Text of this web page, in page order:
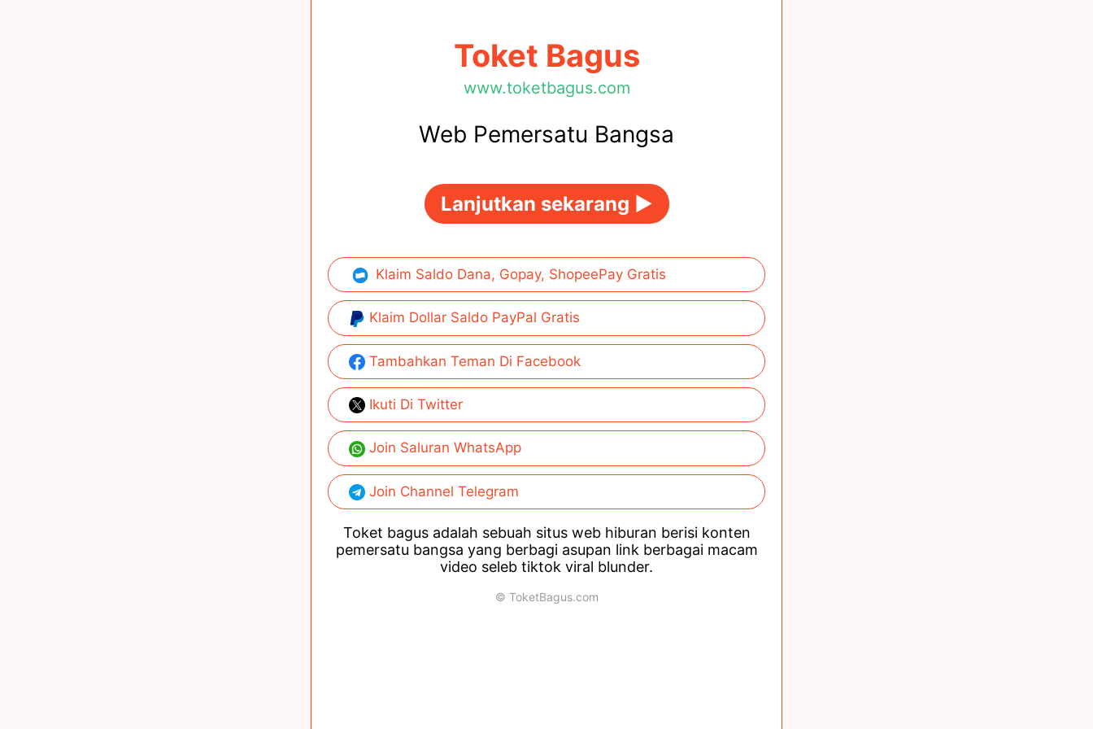
Toket Bagus
www.toketbagus.com
Web Pemersatu Bangsa
Lanjutkan sekarang ►
Klaim Saldo Dana, Gopay, ShopeePay Gratis
Klaim Dollar Saldo PayPal Gratis
Tambahkan Teman Di Facebook
Ikuti Di Twitter
Join Saluran WhatsApp
Join Channel Telegram
Toket bagus adalah sebuah situs web hiburan berisi konten
pemersatu bangsa yang berbagi asupan link berbagai macam
video seleb tiktok viral blunder.
© ToketBagus.com